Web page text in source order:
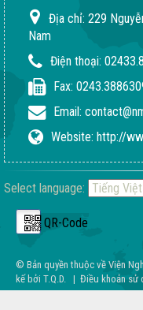
Quy
Địa chỉ: 229
Nam
Điện thoại:
Fax:
Email:
Website: http://
Select language:
QR-Code
© Bản quyền thuộc về Viện
kế bởi T.Q.D. | Điều khoản sử